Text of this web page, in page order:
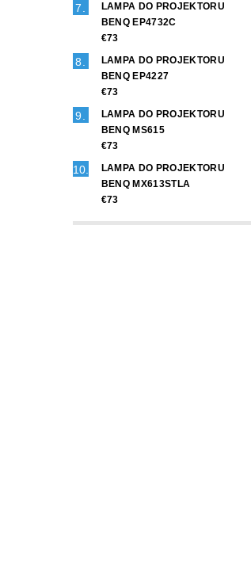
LAMPA DO PROJEKTORU
BENQ EP4732C
€73
LAMPA DO PROJEKTORU
BENQ EP4227
€73
LAMPA DO PROJEKTORU
BENQ MS615
€73
LAMPA DO PROJEKTORU
BENQ MX613STLA
€73